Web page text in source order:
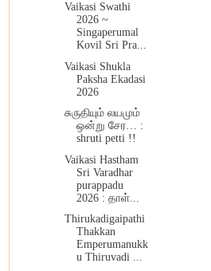
Vaikasi Swathi
2026 ~
Singaperumal
Kovil Sri Pra...
Vaikasi Shukla
Paksha Ekadasi
2026
சுருதியும் லயமும்
ஒன்று சேர… :
shruti petti !!
Vaikasi Hastham
Sri Varadhar
purappadu
2026 : தாள்...
Thirukadigaipathi
Thakkan
Emperumanukk
u Thiruvadi ...